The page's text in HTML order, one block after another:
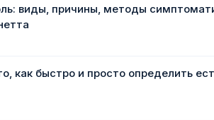
виды, причины, методы
как быстро и просто определить